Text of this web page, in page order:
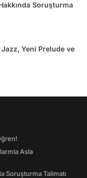
Soruşturma
Yeni Prelude ve
Asla
Soruşturma Talimatı